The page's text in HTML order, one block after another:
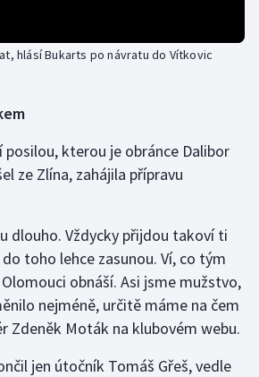
hlásí Bukarts po návratu do Vítkovic
posilou, kterou je obránce Dalibor
ze Zlína, zahájila přípravu
dlouho. Vždycky přijdou takoví ti
toho lehce zasunou. Ví, co tým
obnáší. Asi jsme mužstvo,
nejméně, určitě máme na čem
Zdeněk Moták na klubovém webu.
jen útočník Tomáš Gřeš, vedle